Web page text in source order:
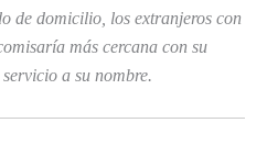
de domicilio, los extranjeros con
más cercana con su
a su nombre.